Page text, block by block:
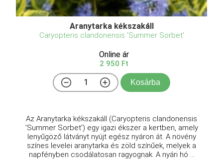
Aranytarka kékszakáll
Caryopteris clandonensis 'Summer Sorbet'
Online ár
2 950 Ft
Kosárba
Az Aranytarka kékszakáll (Caryopteris clandonensis
'Summer Sorbet') egy igazi ékszer a kertben, amely
lenyűgöző látványt nyújt egész nyáron át. A növény
színes levelei aranytarka és zöld színűek, melyek a
napfényben csodálatosan ragyognak. A nyári hó ...